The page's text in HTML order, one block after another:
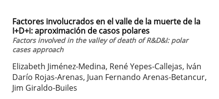
Factores involucrados en el valle de la muerte de la
I+D+i: aproximación de casos polares
Factors involved in the valley of death of R&D&I: polar
cases approach
Elizabeth Jiménez-Medina, René Yepes-Callejas, Iván
Darío Rojas-Arenas, Juan Fernando Arenas-Betancur,
Jim Giraldo-Builes